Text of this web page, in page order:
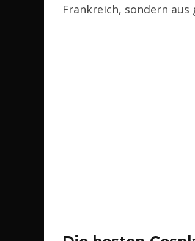
Frankreich, sondern aus